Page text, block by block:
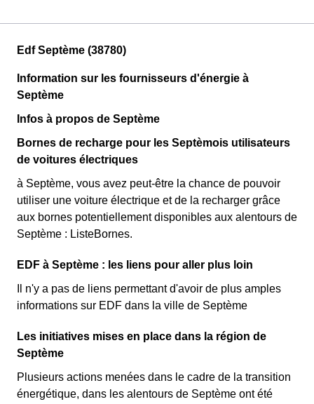
Edf Septème (38780)
Information sur les fournisseurs d'énergie à
Septème
Infos à propos de Septème
Bornes de recharge pour les Septèmois utilisateurs
de voitures électriques
à Septème, vous avez peut-être la chance de pouvoir
utiliser une voiture électrique et de la recharger grâce
aux bornes potentiellement disponibles aux alentours de
Septème : ListeBornes.
EDF à Septème : les liens pour aller plus loin
Il n'y a pas de liens permettant d'avoir de plus amples
informations sur EDF dans la ville de Septème
Les initiatives mises en place dans la région de
Septème
Plusieurs actions menées dans le cadre de la transition
énergétique, dans les alentours de Septème ont été